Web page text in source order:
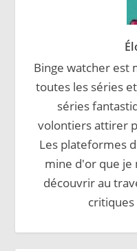
Binge watcher est
toutes les séries
séries
volontiers attirer
Les plateformes
mine d'or que
découvrir au
critiques